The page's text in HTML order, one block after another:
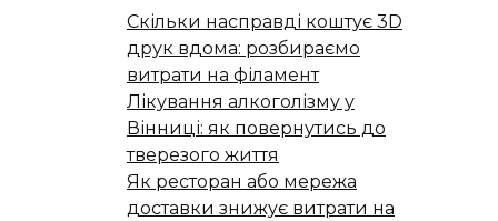
Скільки насправді коштує 3D
друк вдома: розбираємо
витрати на філамент
Лікування алкоголізму у
Вінниці: як повернутись до
тверезого життя
Як ресторан або мережа
доставки знижує витрати на